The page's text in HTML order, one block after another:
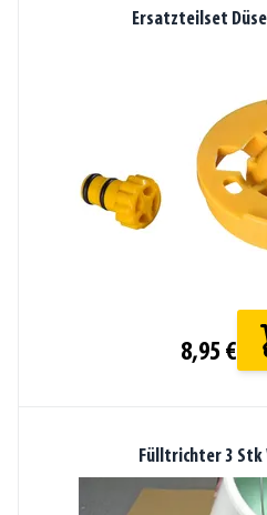
Ersatzteilset
8,95 €
Fülltrichter 3 Stk